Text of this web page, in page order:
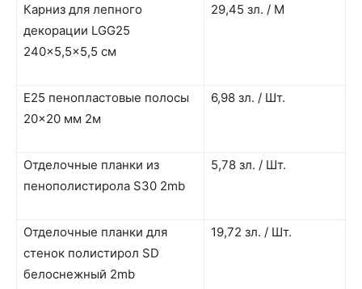
Карниз для лепного
декорации LGG25
240×5,5×5,5 см
29,45 зл. / М
E25 пенопластовые полосы
20×20 мм 2м
6,98 зл. / Шт.
Отделочные планки из
пенополистирола S30 2mb
5,78 зл. / Шт.
Отделочные планки для
стенок полистирол SD
белоснежный 2mb
19,72 зл. / Шт.